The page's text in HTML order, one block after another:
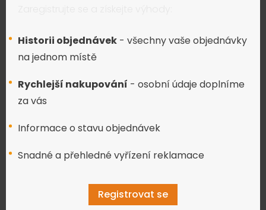
Historii objednávek - všechny vaše objednávky
na jednom místě
Rychlejší nakupování - osobní údaje doplníme
za vás
Informace o stavu objednávek
Snadné a přehledné vyřízení reklamace
Registrovat se